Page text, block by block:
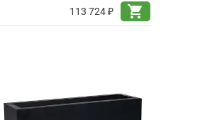
113 724 ₽
shopping_cart